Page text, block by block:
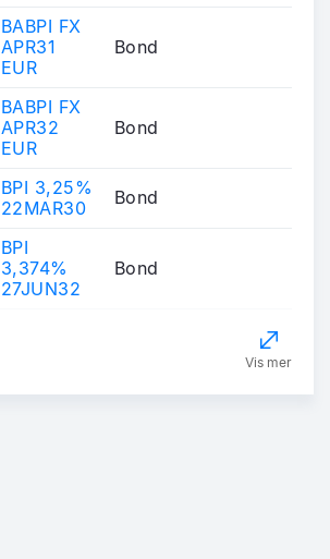
BABPI FX
APR31
EUR
Bond
BABPI FX
APR32
EUR
Bond
BPI 3,25%
22MAR30
Bond
BPI
3,374%
27JUN32
Bond
Vis mer